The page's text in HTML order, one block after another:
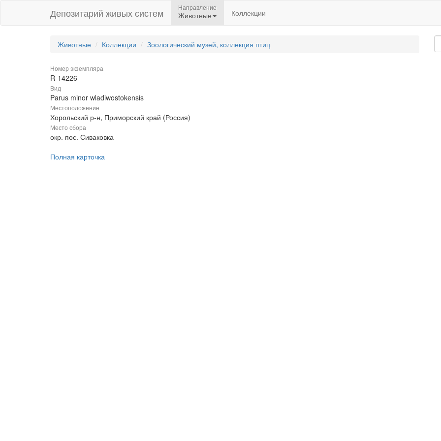
Депозитарий живых систем Направление
Животные Коллекции
Животные Коллекции Зоологический музей, коллекция птиц
Номер экземпляра
R-14226
Вид
Parus minor wladiwostokensis
Местоположение
Хорольский р-н, Приморский край (Россия)
Место сбора
окр. пос. Сиваковка
Полная карточка